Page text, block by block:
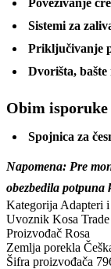
Sistemi za
Priključivanje
Dvorišta,
Obim isporuke
Spojnica za
Napomena: Pre
obezbedila potpuna
Kategorija Adapteri
Uvoznik Kosa
Proizvođač Rosa
Zemlja porekla
Šifra proizvođača